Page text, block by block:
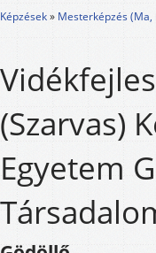
Képzések» Mesterképzés (Ma,
(Szarvas)
Egyetem